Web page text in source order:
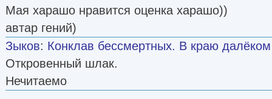
Мая харашо нравится оценка харашо))
автар гений)
Зыков: Конклав бессмертных. В краю далёком
Откровенный шлак.
Нечитаемо